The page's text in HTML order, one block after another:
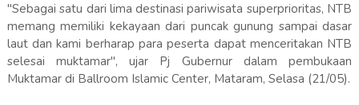
"Sebagai satu dari lima destinasi pariwisata superprioritas, NTB
memang memiliki kekayaan dari puncak gunung sampai dasar
laut dan kami berharap para peserta dapat menceritakan NTB
selesai muktamar", ujar Pj Gubernur dalam pembukaan
Muktamar di Ballroom Islamic Center, Mataram, Selasa (21/05).